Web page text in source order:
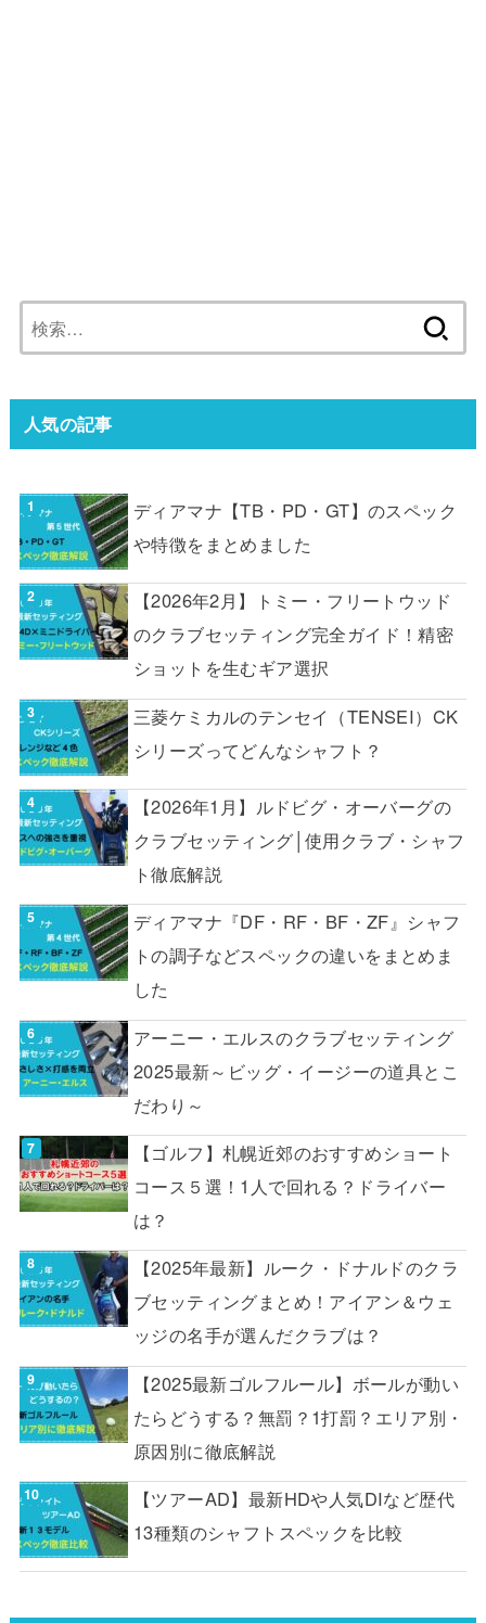
索:
人気の記事
ディアマナ【TB・PD・GT】のスペック
や特徴をまとめました
【2026年2月】トミー・フリートウッド
のクラブセッティング完全ガイド！精密
ショットを生むギア選択
三菱ケミカルのテンセイ（TENSEI）CK
シリーズってどんなシャフト？
【2026年1月】ルドビグ・オーバーグの
クラブセッティング│使用クラブ・シャフ
ト徹底解説
ディアマナ『DF・RF・BF・ZF』シャフ
トの調子などスペックの違いをまとめま
した
アーニー・エルスのクラブセッティング
2025最新～ビッグ・イージーの道具とこ
だわり～
【ゴルフ】札幌近郊のおすすめショート
コース５選！1人で回れる？ドライバー
は？
【2025年最新】ルーク・ドナルドのクラ
ブセッティングまとめ！アイアン＆ウェ
ッジの名手が選んだクラブは？
【2025最新ゴルフルール】ボールが動い
たらどうする？無罰？1打罰？エリア別・
原因別に徹底解説
【ツアーAD】最新HDや人気DIなど歴代
13種類のシャフトスペックを比較